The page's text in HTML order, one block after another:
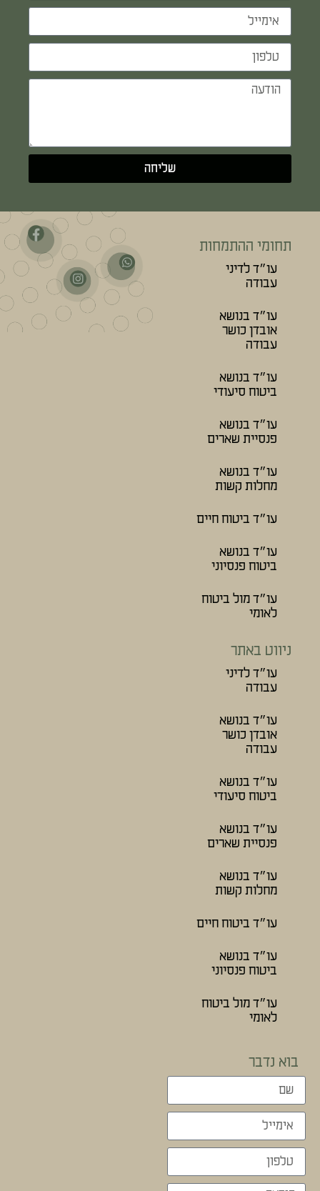
שליחה
תחומי ההתמחות
עו״ד לדיני
עבודה
עו״ד בנושא
אובדן כושר
עבודה
עו״ד בנושא
ביטוח סיעודי
עו״ד בנושא
פנסיית שארים
עו״ד בנושא
מחלות קשות
עו״ד ביטוח חיים
עו״ד בנושא
ביטוח פנסיוני
עו״ד מול ביטוח
לאומי
ניווט באתר
עו״ד לדיני
עבודה
עו״ד בנושא
אובדן כושר
עבודה
עו״ד בנושא
ביטוח סיעודי
עו״ד בנושא
פנסיית שארים
עו״ד בנושא
מחלות קשות
עו״ד ביטוח חיים
עו״ד בנושא
ביטוח פנסיוני
עו״ד מול ביטוח
לאומי
בוא נדבר